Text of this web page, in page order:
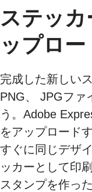
ステッ
ップロ
完成した新しい
PNG、 JPGファ
う。Adobe
をアップロード
すぐに同じデザ
ッカーとして印
スタンプを作っ